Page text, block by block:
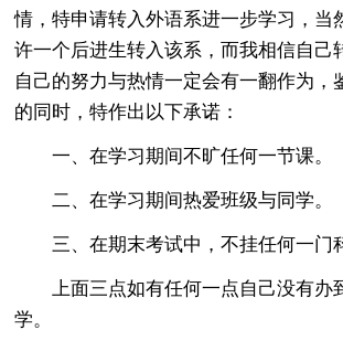
情，特申请转入外语系进一步学习，当
许一个后进生转入该系，而我相信自己
自己的努力与热情一定会有一翻作为，
的同时，特作出以下承诺：
一、在学习期间不旷任何一节课。
二、在学习期间热爱班级与同学。
三、在期末考试中，不挂任何一门
上面三点如有任何一点自己没有办
学。